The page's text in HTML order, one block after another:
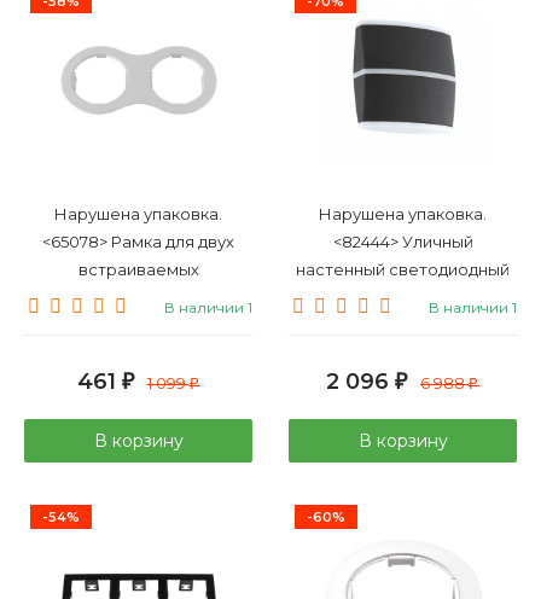
Нарушена упаковка.
<65078> Рамка для двух
встраиваемых
светильников Lightstar
В наличии 1
461 ₽ 1 099₽
В корзину
Нарушена упаковка.
<82444> Уличный
настенный светодиодный
светильник Eglo Perafita
В наличии 1
2 096 ₽ 6 988₽
В корзину
-54% -60%